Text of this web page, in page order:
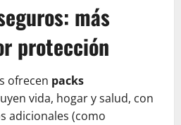
más
protección
ofrecen packs
vida, hogar y salud, con
adicionales (como